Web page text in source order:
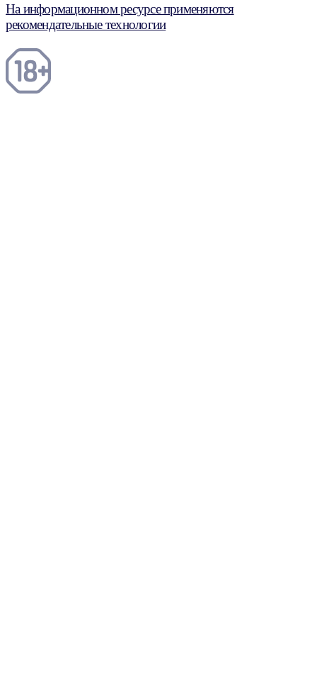
На информационном ресурсе применяются
рекомендательные технологии